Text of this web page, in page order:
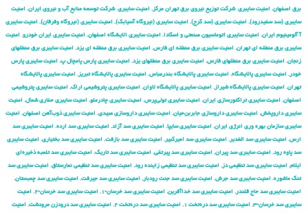
برق اصفهان, امنیت سایبری شركت توزیع نیروی برق تهران مركز , امنیت سایبری شركت توسعه منابع آب و نیروی ایران, امنیت
سایبری (سد سفیدرود), امنیت سایبری (سد کرج), امنیت سایبری (نیروگاه آسیابک), امنیت سایبری (نیروگاه وفرقان), امنیت سایبری
آ آلومینیوم ایران, امنیت سایبری اتوماسیون صنعتی و اسکادا, امنیت سایبری الایشگاه اصفهان, امنیت سایبری ایران خودرو, امنیت
سایبری برق منطقه ای تهران, امنیت سایبری برق منطقه ای فارس, امنیت سایبری برق منطقه ای یزد, امنیت سایبری برق منطقهای
زنجان, امنیت سایبری برق منطقهای فارس, امنیت سایبری برق منطقهای یزد, امنیت سایبری پارس پامچال پ, امنیت سایبری پارس
خودر , امنیت سایبری پالایشگاه, امنیت سایبری پالایشگاه بندرعباس, امنیت سایبری پالایشگاه تبریز , امنیت سایبری پالایشگاه
تهران, امنیت سایبری پالایشگاه شیراز , امنیت سایبری پالایشگاه لاوان, امنیت سایبری پتروشیمی اراک, امنیت سایبری پتروشیمی
اصفهان, امنیت سایبری تراکتورسازی ایران, امنیت سایبری تولی‌پرس, امنیت سایبری چادرملو, امنیت سایبری حفاری شمال, امنیت
سایبری داروپخش, امنیت سایبری داروسازی جابربن‌حیان, امنیت سایبری داروسازی عبیدی, امنیت سایبری ذوب‌آهن اصفهان, امنیت
سایبری سازمان بهره وری انرژی ایران, امنیت سایبری سایپا, امنیت سایبری سد آزاد, امنیت سایبری سد ارده, امنیت سایبری سد
ارس, امنیت سایبری سد الغدیر , امنیت سایبری سد امیرکبیر , امنیت سایبری سد بازفت, امنیت سایبری سد بختیاری, امنیت سایبری
سد پاوه رود, امنیت سایبری سد پیران, امنیت سایبری سد پیرتقی, امنیت سایبری سد تاریک, امنیت سایبری سد تلمبه ذخیره‌ای
ایلام, امنیت سایبری سد تنظیمی دز , امنیت سایبری سد تنظیمی زاینده رود, امنیت سایبری سد تنظیمی نمارستاق, امنیت سایبری سد
تنگ ماشوره, امنیت سایبری سد جرش, امنیت سایبری سد جنت رودبار , امنیت سایبری سد جیرفت, امنیت سایبری سد چمبستان,
امنیت سایبری سد حاج قلندر , امنیت سایبری سد خداآفرین, امنیت سایبری سد خرسان-۱ , امنیت سایبری سد خرسان-۲ , امنیت
سایبری سد خرسان-۳ , امنیت سایبری سد دره‌تخت ۱ , امنیت سایبری سد دره‌تخت ۲ , امنیت سایبری سد درودزن مرودشت, امنیت